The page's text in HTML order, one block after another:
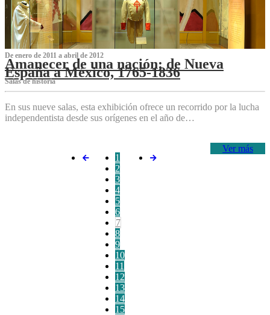
De enero de 2011 a abril de 2012
Amanecer de una nación: de Nueva
España a México, 1765-1836
Salas de historia
En sus nueve salas, esta exhibición ofrece un recorrido por la lucha
independentista desde sus orígenes en el año de…
Ver más
1
2
3
4
5
6
7
8
9
10
11
12
13
14
15